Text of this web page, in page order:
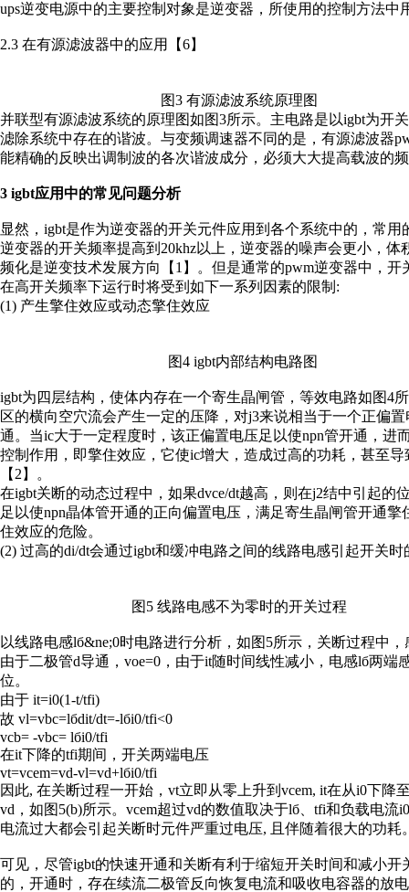
ups逆变电源中的主要控制对象是逆变器，所使用的控制方法中
2.3 在有源滤波器中的应用【6】
图3 有源滤波系统原理图
并联型有源滤波系统的原理图如图3所示。主电路是以igbt为开
滤除系统中存在的谐波。与变频调速器不同的是，有源滤波器
能精确的反映出调制波的各次谐波成分，必须大大提高载波的
3 igbt应用中的常见问题分析
显然，igbt是作为逆变器的开关元件应用到各个系统中的，常
逆变器的开关频率提高到20khz以上，逆变器的噪声会更小，
频化是逆变技术发展方向【1】。但是通常的pwm逆变器中，
在高开关频率下运行时将受到如下一系列因素的限制:
(1) 产生擎住效应或动态擎住效应
图4 igbt内部结构电路图
igbt为四层结构，使体内存在一个寄生晶闸管，等效电路如图4
区的横向空穴流会产生一定的压降，对j3来说相当于一个正偏
通。当ic大于一定程度时，该正偏置电压足以使npn管开通，进
控制作用，即擎住效应，它使ic增大，造成过高的功耗，甚至
【2】。
在igbt关断的动态过程中，如果dvce/dt越高，则在j2结中引起的
足以使npn晶体管开通的正向偏置电压，满足寄生晶闸管开通
住效应的危险。
(2) 过高的di/dt会通过igbt和缓冲电路之间的线路电感引起开关时
图5 线路电感不为零时的开关过程
以线路电感lб&ne;0时电路进行分析，如图5所示，关断过程中
由于二极管d导通，voe=0，由于it随时间线性减小，电感lб两端
位。
由于 it=i0(1-t/tfi)
故 vl=vbc=lбdit/dt=-lбi0/tfi<0
vcb= -vbc= lбi0/tfi
在it下降的tfi期间，开关两端电压
vt=vcem=vd-vl=vd+lбi0/tfi
因此, 在关断过程一开始，vt立即从零上升到vcem, it在从i0下降
vd，如图5(b)所示。vcem超过vd的数值取决于lб、tfi和负载电
电流过大都会引起关断时元件严重过电压, 且伴随着很大的功耗
可见，尽管igbt的快速开通和关断有利于缩短开关时间和减小
的，开通时，存在续流二极管反向恢复电流和吸收电容器的放